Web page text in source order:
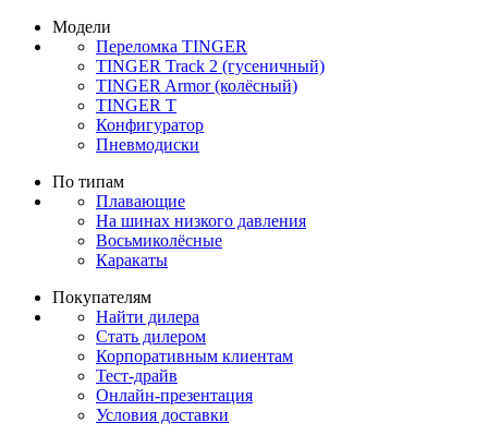
Модели
Переломка TINGER
TINGER Track 2 (гусеничный)
TINGER Armor (колёсный)
TINGER T
Конфигуратор
Пневмодиски
По типам
Плавающие
На шинах низкого давления
Восьмиколёсные
Каракаты
Покупателям
Найти дилера
Стать дилером
Корпоративным клиентам
Тест-драйв
Онлайн-презентация
Условия доставки